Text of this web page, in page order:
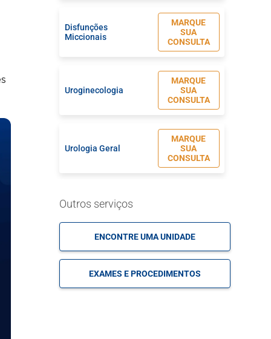
Disfunções
Miccionais
MARQUE
SUA
CONSULTA
Uroginecologia
MARQUE
SUA
CONSULTA
Urologia Geral
MARQUE
SUA
CONSULTA
Urologia Oncológica
Outros serviços
ENCONTRE UMA UNIDADE
EXAMES E PROCEDIMENTOS